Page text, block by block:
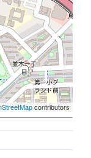
contributors